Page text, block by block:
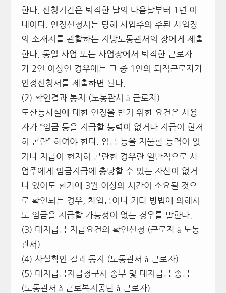
한다. 신청기간은 퇴직한 날의 다음날부터 1년 이
내이다. 인정신청서는 당해 사업주의 주된 사업장
의 소재지를 관할하는 지방노동관서의 장에게 제출
한다. 동일 사업 또는 사업장에서 퇴직한 근로자
가 2인 이상인 경우에는 그 중 1인의 퇴직근로자가
인정신청서를 제출하면 된다.
(2) 확인결과 통지 (노동관서 à 근로자)
도산등사실에 대한 인정을 받기 위한 요건은 사용
자가 “임금 등을 지급할 능력이 없거나 지급이 현저
히 곤란” 하여야 한다. 임금 등을 지불할 능력이 없
거나 지급이 현저히 곤란한 경우란 일반적으로 사
업주에게 임금지급에 충당할 수 있는 자산이 없거
나 있어도 환가에 3월 이상의 시간이 소요될 것으
로 확인되는 경우, 차입금이나 기타 방법에 의해서
도 임금을 지급할 가능성이 없는 경우를 말한다.
(3) 대지급금 지급요건의 확인신청 (근로자 à 노동
관서)
(4) 사실확인 결과 통지 (노동관서 à 근로자)
(5) 대지급금지급청구서 송부 및 대지급금 송금
(노동관서 à 근로복지공단 à 근로자)